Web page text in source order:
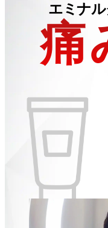
エミナ
痛